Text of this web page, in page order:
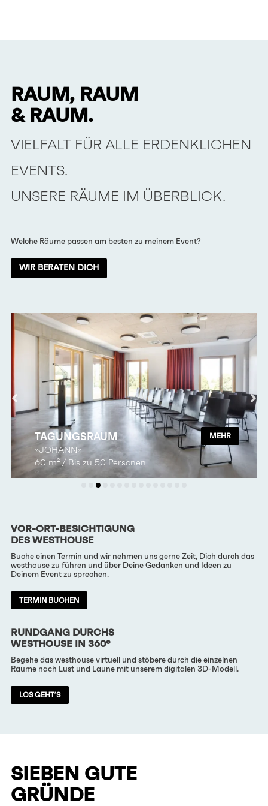
RAUM, RAUM
& RAUM.
VIELFALT FÜR ALLE ERDENKLICHEN
EVENTS.
UNSERE RÄUME IM ÜBERBLICK.
Welche Räume passen am besten zu meinem Event?
WIR BERATEN DICH
TAGUNGSRAUM
»JOHANN«
60 m² / Bis zu 50 Personen
MEHR
VOR-ORT-BESICHTIGUNG
DES WESTHOUSE
Buche einen Termin und wir nehmen uns gerne Zeit, Dich durch das
westhouse zu führen und über Deine Gedanken und Ideen zu
Deinem Event zu sprechen.
TERMIN BUCHEN
RUNDGANG DURCHS
WESTHOUSE IN 360°
Begehe das westhouse virtuell und stöbere durch die einzelnen
Räume nach Lust und Laune mit unserem digitalen 3D-Modell.
LOS GEHT’S
SIEBEN GUTE
GRÜNDE